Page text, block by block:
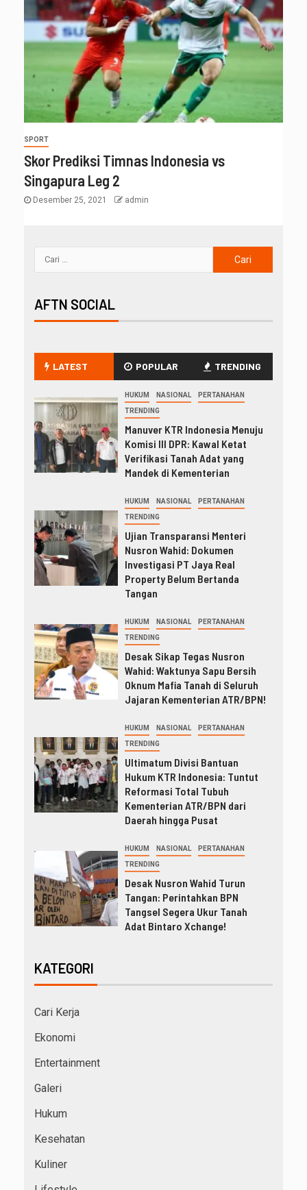
SPORT
Skor Prediksi Timnas Indonesia vs
Singapura Leg 2
Desember 25, 2021 admin
AFTN SOCIAL
LATEST POPULAR TRENDING
HUKUM NASIONAL PERTANAHAN
TRENDING
Manuver KTR Indonesia Menuju
Komisi III DPR: Kawal Ketat
Verifikasi Tanah Adat yang
Mandek di Kementerian
HUKUM NASIONAL PERTANAHAN
TRENDING
Ujian Transparansi Menteri
Nusron Wahid: Dokumen
Investigasi PT Jaya Real
Property Belum Bertanda
Tangan
HUKUM NASIONAL PERTANAHAN
TRENDING
Desak Sikap Tegas Nusron
Wahid: Waktunya Sapu Bersih
Oknum Mafia Tanah di Seluruh
Jajaran Kementerian ATR/BPN!
HUKUM NASIONAL PERTANAHAN
TRENDING
Ultimatum Divisi Bantuan
Hukum KTR Indonesia: Tuntut
Reformasi Total Tubuh
Kementerian ATR/BPN dari
Daerah hingga Pusat
HUKUM NASIONAL PERTANAHAN
TRENDING
Desak Nusron Wahid Turun
Tangan: Perintahkan BPN
Tangsel Segera Ukur Tanah
Adat Bintaro Xchange!
KATEGORI
Cari Kerja
Ekonomi
Entertainment
Galeri
Hukum
Kesehatan
Kuliner